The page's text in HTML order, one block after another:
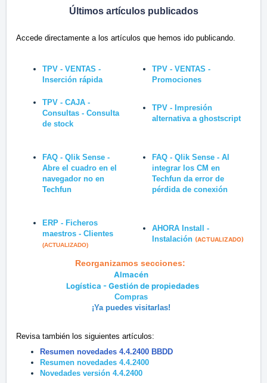
Últimos artículos publicados
Accede directamente a los artículos que hemos ido publicando.
TPV - VENTAS -
Inserción rápida
TPV - VENTAS -
Promociones
TPV - CAJA -
Consultas - Consulta
de stock
TPV - Impresión
alternativa a ghostscript
FAQ - Qlik Sense -
Abre el cuadro en el
navegador no en
Techfun
FAQ - Qlik Sense - Al
integrar los CM en
Techfun da error de
pérdida de conexión
ERP - Ficheros
maestros - Clientes
(ACTUALIZADO)
AHORA Install -
Instalación (ACTUALIZADO)
Reorganizamos secciones:
Almacén
Logística - Gestión de propiedades
Compras
¡Ya puedes visitarlas!
Revisa también los siguientes artículos:
Resumen novedades 4.4.2400 BBDD
Resumen novedades 4.4.2400
Novedades versión 4.4.2400